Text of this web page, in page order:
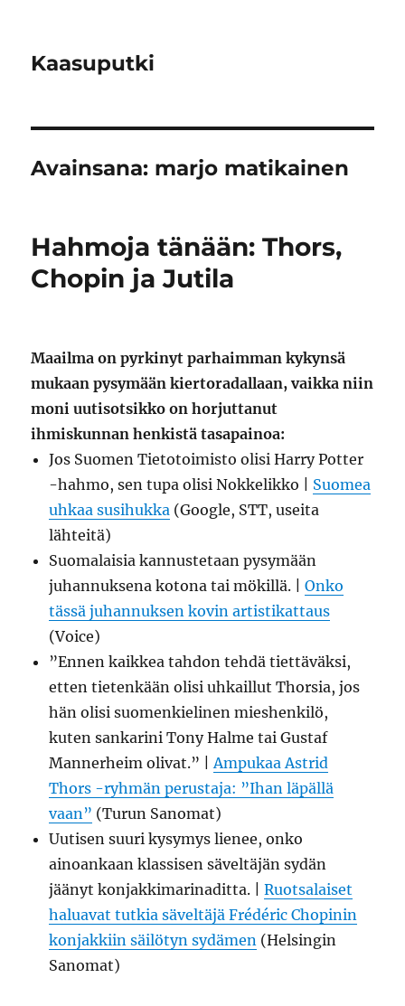
Kaasuputki
Avainsana: marjo matikainen
Hahmoja tänään: Thors,
Chopin ja Jutila
Maailma on pyrkinyt parhaimman kykynsä
mukaan pysymään kiertoradallaan, vaikka niin
moni uutisotsikko on horjuttanut
ihmiskunnan henkistä tasapainoa:
Jos Suomen Tietotoimisto olisi Harry Potter
-hahmo, sen tupa olisi Nokkelikko | Suomea
uhkaa susihukka (Google, STT, useita
lähteitä)
Suomalaisia kannustetaan pysymään
juhannuksena kotona tai mökillä. |Onko
tässä juhannuksen kovin artistikattaus
(Voice)
”Ennen kaikkea tahdon tehdä tiettäväksi,
etten tietenkään olisi uhkaillut Thorsia, jos
hän olisi suomenkielinen mieshenkilö,
kuten sankarini Tony Halme tai Gustaf
Mannerheim olivat.” |Ampukaa Astrid
Thors -ryhmän perustaja: ”Ihan läpällä
vaan” (Turun Sanomat)
Uutisen suuri kysymys lienee, onko
ainoankaan klassisen säveltäjän sydän
jäänyt konjakkimarinaditta. |Ruotsalaiset
haluavat tutkia säveltäjä Frédéric Chopinin
konjakkiin säilötyn sydämen (Helsingin
Sanomat)